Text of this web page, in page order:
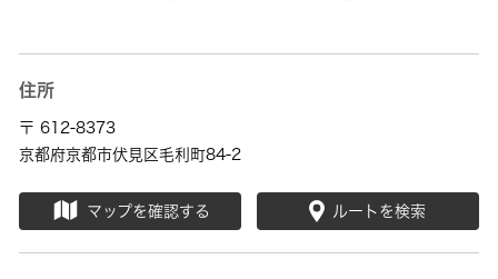
住所
〒 612-8373
京都府京都市伏見区毛利町84-2
マップを確認する ルートを検索